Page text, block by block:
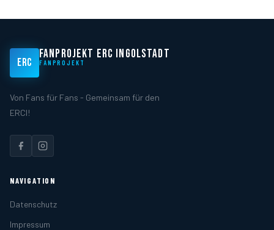
ERC
FANPROJEKT ERC INGOLSTADT
FANPROJEKT
Von Fans für Fans - Gemeinsam für den
ERCI!
NAVIGATION
Datenschutz
Impressum